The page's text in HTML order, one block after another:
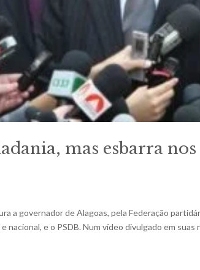
mas esbarra nos
a governador de Alagoas, pela Federação
e o PSDB. Num vídeo divulgado em suas